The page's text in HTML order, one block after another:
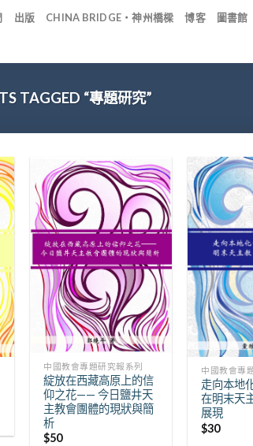
出版 CHINA BRIDGE・神州橋樑 博客 圖書館
TAGGED “專題研究”
+
中國教會專題研究報系列
綻放在西藏高原上的信
仰之花—— 今日鹽井天
主教會團體的現狀與簡
析
$50
+
中國教會專
走向本地
在明末天
展現
$30